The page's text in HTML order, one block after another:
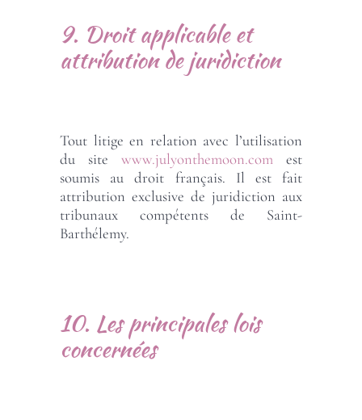
9. Droit applicable et
attribution de juridiction
Tout litige en relation avec l’utilisation
du site www.julyonthemoon.com est
soumis au droit français. Il est fait
attribution exclusive de juridiction aux
tribunaux compétents de Saint-
Barthélemy.
10. Les principales lois
concernées